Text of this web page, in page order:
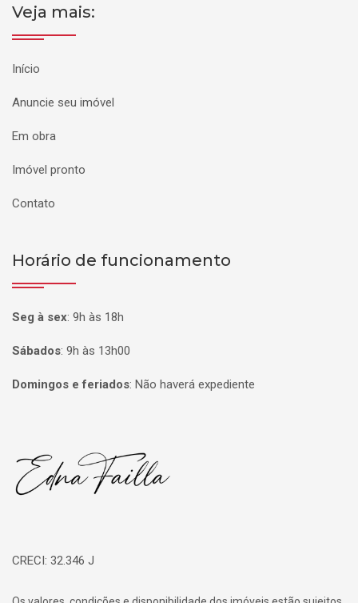
Veja mais:
Início
Anuncie seu imóvel
Em obra
Imóvel pronto
Contato
Horário de funcionamento
Seg à sex: 9h às 18h
Sábados: 9h às 13h00
Domingos e feriados: Não haverá expediente
CRECI: 32.346 J